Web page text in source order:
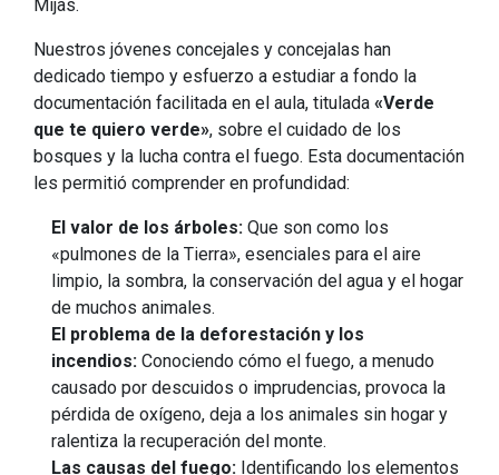
Mijas.
Nuestros jóvenes concejales y concejalas han
dedicado tiempo y esfuerzo a estudiar a fondo la
documentación facilitada en el aula, titulada «Verde
que te quiero verde», sobre el cuidado de los
bosques y la lucha contra el fuego. Esta documentación
les permitió comprender en profundidad:
El valor de los árboles: Que son como los
«pulmones de la Tierra», esenciales para el aire
limpio, la sombra, la conservación del agua y el hogar
de muchos animales.
El problema de la deforestación y los
incendios: Conociendo cómo el fuego, a menudo
causado por descuidos o imprudencias, provoca la
pérdida de oxígeno, deja a los animales sin hogar y
ralentiza la recuperación del monte.
Las causas del fuego: Identificando los elementos